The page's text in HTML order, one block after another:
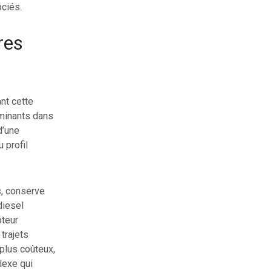
cette
dans
profil
conserve
coûteux,
qui